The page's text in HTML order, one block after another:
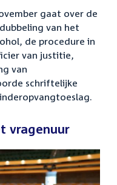
gaat over de
van het
de procedure in
van justitie,
van
schriftelijke
vragenuur